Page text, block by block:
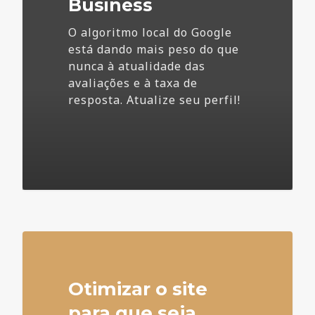
Business
O algoritmo local do Google
está dando mais peso do que
nunca à atualidade das
avaliações e à taxa de
resposta. Atualize seu perfil!
Otimizar o site